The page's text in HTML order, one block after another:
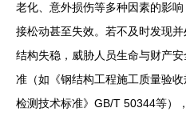
老化、意外损伤等多种因素的影
接松动甚至失效。若不及时发现
结构失稳，威胁人员生命与财产
准（如《钢结构工程施工质量验
检测技术标准》GB/T 50344等）